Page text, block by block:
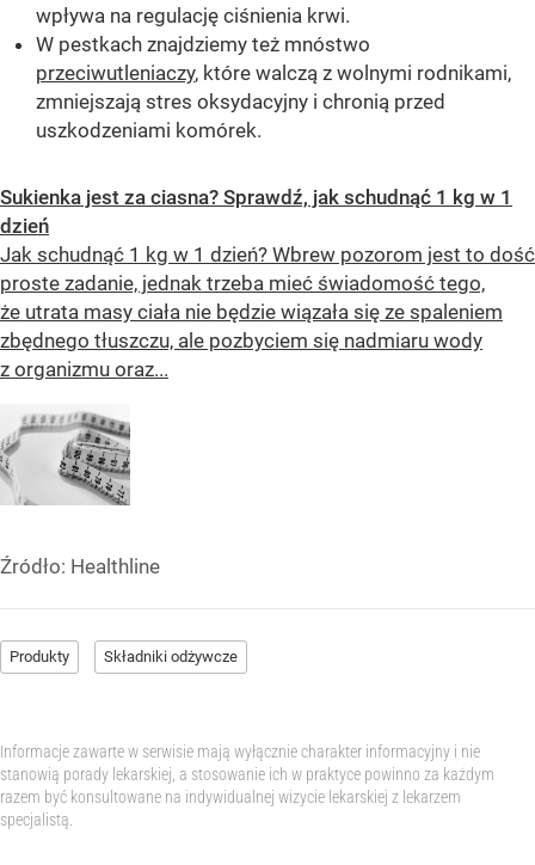
wpływa na regulację ciśnienia krwi.
W pestkach znajdziemy też mnóstwo
przeciwutleniaczy, które walczą z wolnymi rodnikami,
zmniejszają stres oksydacyjny i chronią przed
uszkodzeniami komórek.
Sukienka jest za ciasna? Sprawdź, jak schudnąć 1 kg w 1
dzień
Jak schudnąć 1 kg w 1 dzień? Wbrew pozorom jest to dość
proste zadanie, jednak trzeba mieć świadomość tego,
że utrata masy ciała nie będzie wiązała się ze spaleniem
zbędnego tłuszczu, ale pozbyciem się nadmiaru wody
z organizmu oraz...
Źródło: Healthline
Produkty Składniki odżywcze
Informacje zawarte w serwisie mają wyłącznie charakter informacyjny i nie
stanowią porady lekarskiej, a stosowanie ich w praktyce powinno za każdym
razem być konsultowane na indywidualnej wizycie lekarskiej z lekarzem
specjalistą.